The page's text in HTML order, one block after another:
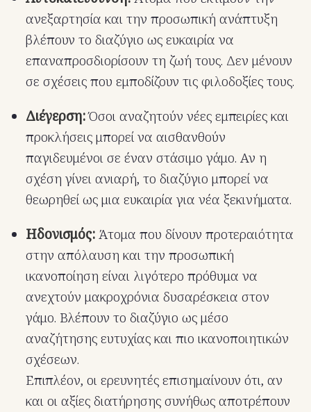
ανεξαρτησία και την προσωπική ανάπτυξη
βλέπουν το διαζύγιο ως ευκαιρία να
επαναπροσδιορίσουν τη ζωή τους. Δεν μένουν
σε σχέσεις που εμποδίζουν τις φιλοδοξίες τους.
Διέγερση:Όσοι αναζητούν νέες εμπειρίες και
προκλήσεις μπορεί να αισθανθούν
παγιδευμένοι σε έναν στάσιμο γάμο. Αν η
σχέση γίνει ανιαρή, το διαζύγιο μπορεί να
θεωρηθεί ως μια ευκαιρία για νέα ξεκινήματα.
Ηδονισμός:Άτομα που δίνουν προτεραιότητα
στην απόλαυση και την προσωπική
ικανοποίηση είναι λιγότερο πρόθυμα να
ανεχτούν μακροχρόνια δυσαρέσκεια στον
γάμο. Βλέπουν το διαζύγιο ως μέσο
αναζήτησης ευτυχίας και πιο ικανοποιητικών
σχέσεων.
Επιπλέον, οι ερευνητές επισημαίνουν ότι, αν
και οι αξίες διατήρησης συνήθως αποτρέπουν